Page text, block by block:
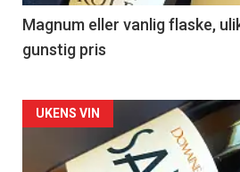
3
Magnum eller vanlig flaske,
gunstig pris
Forsiden
akkurat
UKENS VIN